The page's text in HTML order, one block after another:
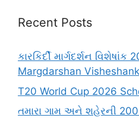
Recent Posts
કારકિર્દી માર્ગદર્શન
Margdarshan
T20 World Cup 2026
તમારા ગામ અને શહેરની